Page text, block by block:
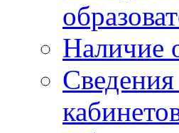
Наличие